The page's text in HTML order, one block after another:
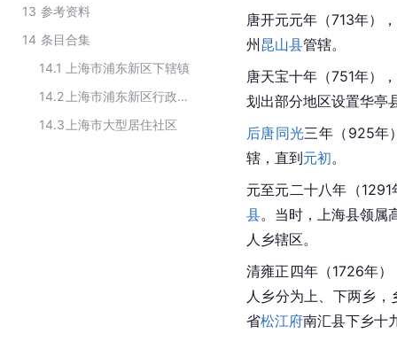
13 参考资料
14 条目合集
14.1
上海市浦东新区下辖镇
14.2
上海市浦东新区行政区划
14.3 上海市大型居住社区
唐开元元年（713年）
州昆山县管辖。
唐天宝十年（751年）
划出部分地区设置华亭
后唐同光三年（925年
辖，直到元初。
元至元二十八年（
县。当时，上海县领属
人乡辖区。
清雍正四年（1726年
人乡分为上、下两乡，
省松江府南汇县下乡十